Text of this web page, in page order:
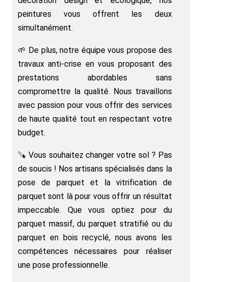
peintures vous offrent les deux
simultanément.
🌱 De plus, notre équipe vous propose des
travaux anti-crise en vous proposant des
prestations abordables sans
compromettre la qualité. Nous travaillons
avec passion pour vous offrir des services
de haute qualité tout en respectant votre
budget.
🪚 Vous souhaitez changer votre sol ? Pas
de soucis ! Nos artisans spécialisés dans la
pose de parquet et la vitrification de
parquet sont là pour vous offrir un résultat
impeccable. Que vous optiez pour du
parquet massif, du parquet stratifié ou du
parquet en bois recyclé, nous avons les
compétences nécessaires pour réaliser
une pose professionnelle.